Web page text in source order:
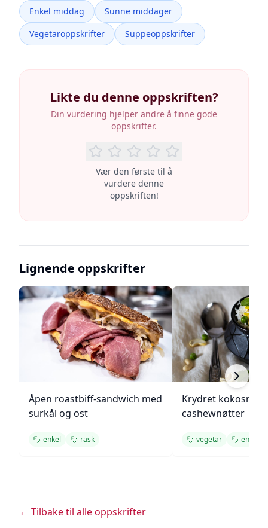
Enkel middag
Sunne middager
Vegetaroppskrifter
Suppeoppskrifter
Likte du denne oppskriften?
Din vurdering hjelper andre å finne gode
oppskrifter.
Vær den første til å
vurdere denne
oppskriften!
Lignende oppskrifter
Åpen roastbiff-sandwich med
surkål og ost
enkel rask
Krydret kokosris
cashewnøtter
vegetar enkel
← Tilbake til alle oppskrifter